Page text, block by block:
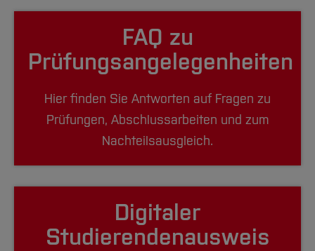
FAQ zu
Prüfungsangelegenheiten
Hier finden Sie Antworten auf Fragen zu
Prüfungen, Abschlussarbeiten und zum
Nachteilsausgleich.
Digitaler
Studierendenausweis